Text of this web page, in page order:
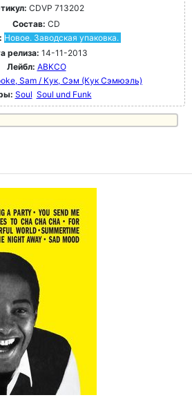
CDVP 713202
Состав: CD
Новое. Заводская упаковка.
релиза: 14-11-2013
Лейбл: ABKCO
Sam / Кук, Сэм (Кук Сэмюэль)
Soul Soul und Funk